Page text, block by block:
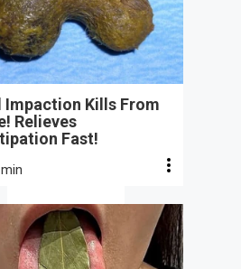
Impaction Kills From
Relieves
Fast!